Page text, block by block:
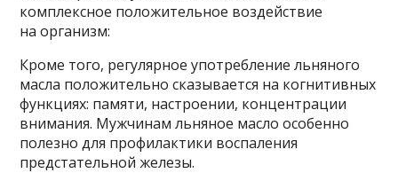
комплексное положительное воздействие
на организм:
Кроме того, регулярное употребление льняного
масла положительно сказывается на когнитивных
функциях: памяти, настроении, концентрации
внимания. Мужчинам льняное масло особенно
полезно для профилактики воспаления
предстательной железы.